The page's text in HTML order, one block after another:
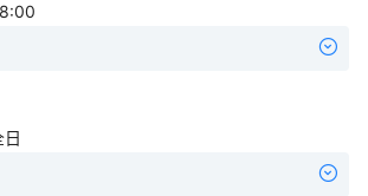
日